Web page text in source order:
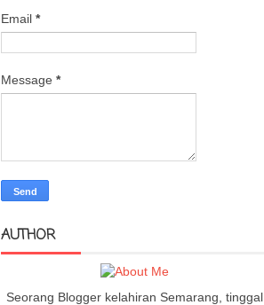
Email *
Message *
AUTHOR
Seorang Blogger kelahiran Semarang, tinggal